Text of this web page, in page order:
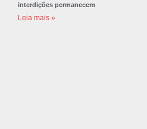
interdições permanecem
Leia mais »